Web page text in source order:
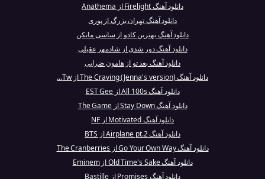
دانلود آهنگ Firelight از Anathema
دانلود آهنگ تهران بزرگ از پوری
دانلود آهنگ بهترین کادو از ساسی مانکن
دانلود آهنگ دور شدی از شادمهر عقیلی
دانلود آهنگ بعد تو از هامون ضرابی
دانلود آهنگ The Craving (Jenna's version) از Tw...
دانلود آهنگ All 100s از EST Gee
دانلود آهنگ Stay Down از The Game
دانلود آهنگ Motivated از NF
دانلود آهنگ Airplane pt.2 از BTS
دانلود آهنگ Go Your Own Way از The Cranberries
دانلود آهنگ Old Time's Sake از Eminem
دانلود آهنگ Promises از Bastille